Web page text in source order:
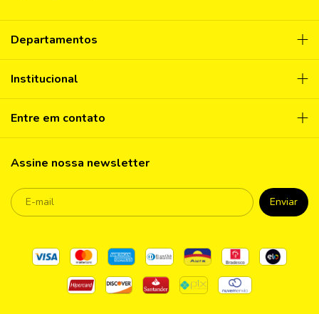
Departamentos
Institucional
Entre em contato
Assine nossa newsletter